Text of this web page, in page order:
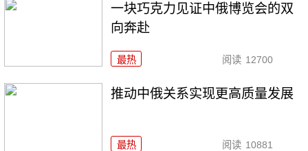
一块巧克力见证中俄博览会的双
向奔赴
最热 阅读 12700
推动中俄关系实现更高质量发展
最热 阅读 10881